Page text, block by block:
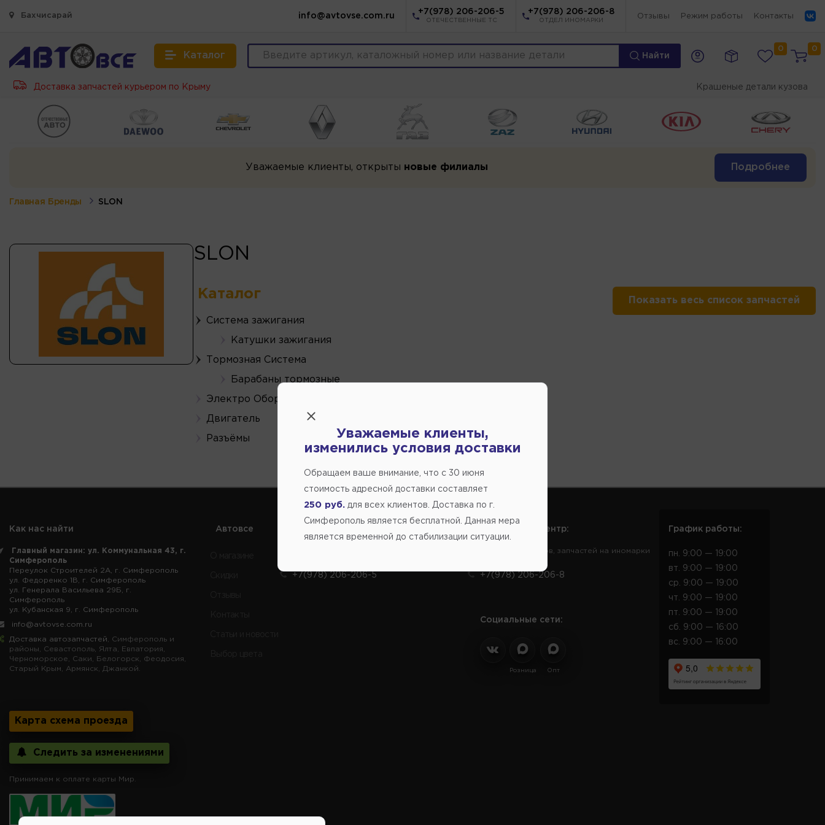
Бахчисарай info@avtovse.com.ru
+7(978) 206-206-5
ОТЕЧЕСТВЕННЫЕ ТС
+7(978) 206-206-8
ОТДЕЛ ИНОМАРКИ
Отзывы Режим работы Контакты
Каталог Найти
0 0
Доставка запчастей курьером по Крыму Крашеные детали кузова
Уважаемые клиенты, открыты новые филиалы Подробнее
Главная Бренды SLON
SLON
Каталог
Система зажигания
Катушки зажигания
Тормозная Система
Барабаны тормозные
Электро Оборудование
Двигатель
Разъёмы
Показать весь список запчастей
Как нас найти
Главный магазин: ул. Коммунальная 43, г.
Симферополь
Переулок Строителей 2А, г. Симферополь
ул. Федоренко 1В, г. Симферополь
ул. Генерала Васильева 29Б, г.
Симферополь
ул. Кубанская 9, г. Симферополь
info@avtovse.com.ru
Доставка автозапчастей , Симферополь и
районы, Севастополь, Ялта, Евпатория,
Черноморское, Саки, Белогорск, Феодосия,
Старый Крым, Армянск, Джанкой.
Карта схема проезда
Следить за изменениями
Принимаем к оплате карты Мир.
Автовсе
+7(978) 206-206-5
Справочный центр:
Заказ шин, дисков, запчастей на иномарки
+7(978) 206-206-8
Социальные сети:
Розница Опт
График работы:
пн. 9:00 — 19:00
вт. 9:00 — 19:00
ср. 9:00 — 19:00
чт. 9:00 — 19:00
пт. 9:00 — 19:00
сб. 9:00 — 16:00
вс. 9:00 — 16:00
Уважаемые клиенты,
изменились условия доставки
Обращаем ваше внимание, что c 30 июня
стоимость адресной доставки составляет
250 руб. для всех клиентов. Доставка по г.
Симферополь является бесплатной. Данная мера
является временной до стабилизации ситуации.